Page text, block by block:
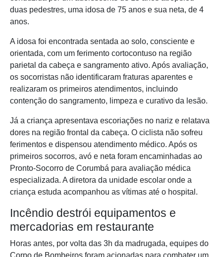
duas pedestres, uma idosa de 75 anos e sua neta, de 4
anos.
A idosa foi encontrada sentada ao solo, consciente e
orientada, com um ferimento cortocontuso na região
parietal da cabeça e sangramento ativo. Após avaliação,
os socorristas não identificaram fraturas aparentes e
realizaram os primeiros atendimentos, incluindo
contenção do sangramento, limpeza e curativo da lesão.
Já a criança apresentava escoriações no nariz e relatava
dores na região frontal da cabeça. O ciclista não sofreu
ferimentos e dispensou atendimento médico. Após os
primeiros socorros, avó e neta foram encaminhadas ao
Pronto-Socorro de Corumbá para avaliação médica
especializada. A diretora da unidade escolar onde a
criança estuda acompanhou as vítimas até o hospital.
Incêndio destrói equipamentos e
mercadorias em restaurante
Horas antes, por volta das 3h da madrugada, equipes do